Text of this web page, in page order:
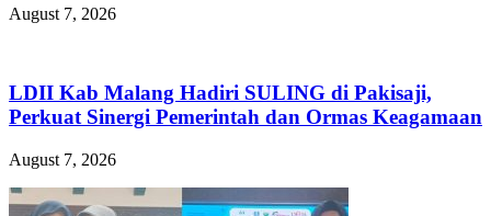
August 7, 2026
LDII Kab Malang Hadiri SULING di Pakisaji,
Perkuat Sinergi Pemerintah dan Ormas Keagamaan
August 7, 2026